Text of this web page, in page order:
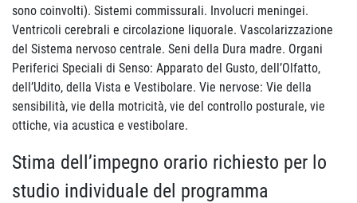
sono coinvolti). Sistemi commissurali. Involucri meningei.
Ventricoli cerebrali e circolazione liquorale. Vascolarizzazione
del Sistema nervoso centrale. Seni della Dura madre. Organi
Periferici Speciali di Senso: Apparato del Gusto, dell’Olfatto,
dell’Udito, della Vista e Vestibolare. Vie nervose: Vie della
sensibilità, vie della motricità, vie del controllo posturale, vie
ottiche, via acustica e vestibolare.
Stima dell’impegno orario richiesto per lo
studio individuale del programma